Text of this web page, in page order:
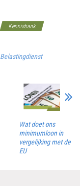
Kennisbank
Belastingdienst
Wat doet ons
minimumloon in
vergelijking met de
EU